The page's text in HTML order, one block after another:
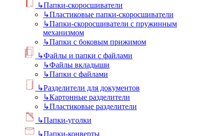
↳Папки-скоросшиватели
↳Пластиковые папки-скоросшиватели
↳Папки-скоросшиватели с пружинным
механизмом
↳Папки с боковым прижимом
↳Файлы и папки с файлами
↳Файлы вкладыши
↳Папки с файлами
↳Разделители для документов
↳Картонные разделители
↳Пластиковые разделители
↳Папки-уголки
↳Папки-конверты